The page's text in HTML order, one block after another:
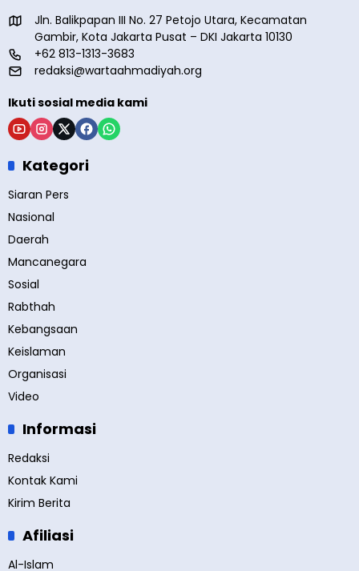
Jln. Balikpapan III No. 27 Petojo Utara, Kecamatan
Gambir, Kota Jakarta Pusat – DKI Jakarta 10130
+62 813-1313-3683
redaksi@wartaahmadiyah.org
Ikuti sosial media kami
Kategori
Siaran Pers
Nasional
Daerah
Mancanegara
Sosial
Rabthah
Kebangsaan
Keislaman
Organisasi
Video
Informasi
Redaksi
Kontak Kami
Kirim Berita
Afiliasi
Al-Islam